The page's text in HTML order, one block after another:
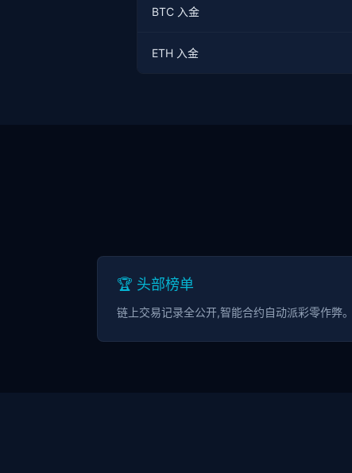
BTC 入金
ETH 入金
🏆 头部榜单
链上交易记录全公开,智能合约自动派彩零作弊。